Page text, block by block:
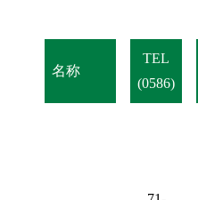
名称
TEL
(0586)